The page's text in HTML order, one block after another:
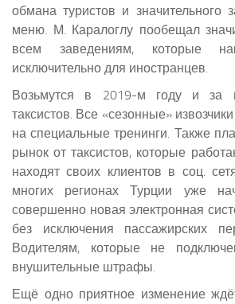
обмана туристов и
меню. М. Каралоглу пообещал
всем заведениям, которые
исключительно для иностранцев.
Возьмутся в 2019-м году и за
таксистов. Все «сезонные»
на специальные тренинги. Также
рынок от таксистов, которые
находят своих клиентов в соц.
многих регионах Турции уже
совершенно новая электронная
без исключения пассажирских
Водителям, которые не
внушительные штрафы.
Ещё одно приятное изменение